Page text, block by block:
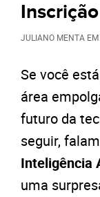
Inscrição
JULIANO MENTA EM
Se você
área
futuro da
seguir,
Inteligência
uma